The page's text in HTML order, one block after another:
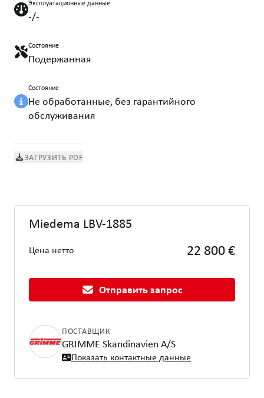
Эксплуатационные данные
-/-
Состояние
Подержанная
Состояние
Не обработанные, без гарантийного
обслуживания
ЗАГРУЗИТЬ PDF
Miedema LBV-1885
Цена нетто 22 800 €
Отправить запрос
ПОСТАВЩИК
GRIMME Skandinavien A/S
Показать контактные данные